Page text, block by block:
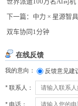
下一篇： 中力 × 星源智
双车协同1分钟